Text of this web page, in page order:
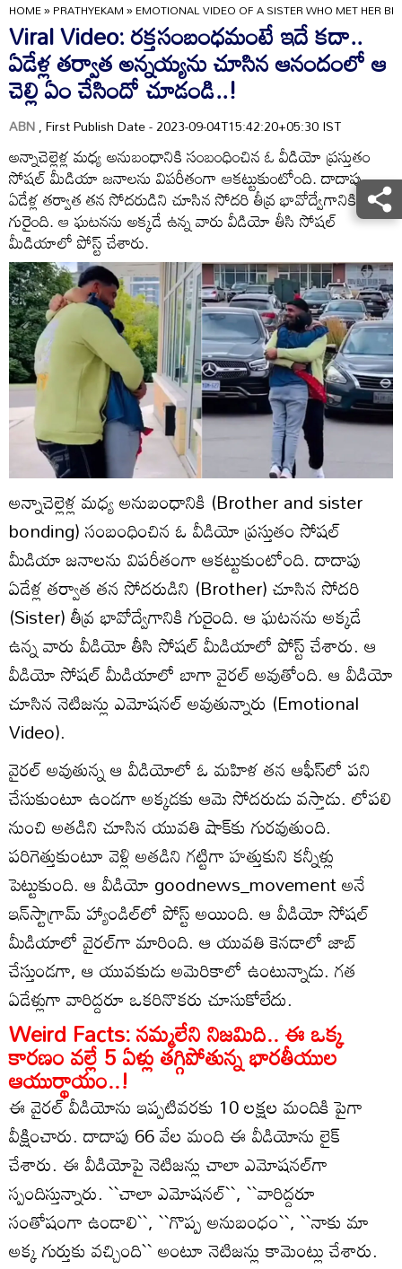
HOME»PRATHYEKAM»EMOTIONAL VIDEO OF A SISTER WHO MET HER
Viral Video: రక్తసంబంధమంటే ఇదే కదా..
ఏడేళ్ల తర్వాత అన్నయ్యను చూసిన ఆనందంలో ఆ
చెల్లి ఏం చేసిందో చూడండి..!
ABN, First Publish Date - 2023-09-04T15:42:20+05:30 IST
అన్నాచెల్లెళ్ల మధ్య అనుబంధానికి సంబంధించిన ఓ వీడియో ప్రస్తుతం
సోషల్ మీడియా జనాలను విపరీతంగా ఆకట్టుకుంటోంది. దాదాపు
ఏడేళ్ల తర్వాత తన సోదరుడిని చూసిన సోదరి తీవ్ర భావోద్వేగానికి
గురైంది. ఆ ఘటనను అక్కడే ఉన్న వారు వీడియో తీసి సోషల్
మీడియాలో పోస్ట్ చేశారు.
అన్నాచెల్లెళ్ల మధ్య అనుబంధానికి (Brother and sister
bonding) సంబంధించిన ఓ వీడియో ప్రస్తుతం సోషల్
మీడియా జనాలను విపరీతంగా ఆకట్టుకుంటోంది. దాదాపు
ఏడేళ్ల తర్వాత తన సోదరుడిని (Brother) చూసిన సోదరి
(Sister) తీవ్ర భావోద్వేగానికి గురైంది. ఆ ఘటనను అక్కడే
ఉన్న వారు వీడియో తీసి సోషల్ మీడియాలో పోస్ట్ చేశారు. ఆ
వీడియో సోషల్ మీడియాలో బాగా వైరల్ అవుతోంది. ఆ వీడియో
చూసిన నెటిజన్లు ఎమోషనల్ అవుతున్నారు (Emotional
Video).
వైరల్ అవుతున్న ఆ వీడియోలో ఓ మహిళ తన ఆఫీస్‌లో పని
చేసుకుంటూ ఉండగా అక్కడకు ఆమె సోదరుడు వస్తాడు. లోపలి
నుంచి అతడిని చూసిన యువతి షాక్‌కు గురవుతుంది.
పరిగెత్తుకుంటూ వెళ్లి అతడిని గట్టిగా హత్తుకుని కన్నీళ్లు
పెట్టుకుంది. ఆ వీడియో goodnews_movement అనే
ఇన్‌స్టాగ్రామ్ హ్యాండిల్‌లో పోస్ట్ అయింది. ఆ వీడియో సోషల్
మీడియాలో వైరల్‌గా మారింది. ఆ యువతి కెనడాలో జాబ్
చేస్తుండగా, ఆ యువకుడు అమెరికాలో ఉంటున్నాడు. గత
ఏడేళ్లుగా వారిద్దరూ ఒకరినొకరు చూసుకోలేదు.
Weird Facts: నమ్మలేని నిజమిది.. ఈ ఒక్క
కారణం వల్లే 5 ఏళ్లు తగ్గిపోతున్న భారతీయుల
ఆయుర్థాయం..!
ఈ వైరల్ వీడియోను ఇప్పటివరకు 10 లక్షల మందికి పైగా
వీక్షించారు. దాదాపు 66 వేల మంది ఈ వీడియోను లైక్
చేశారు. ఈ వీడియోపై నెటిజన్లు చాలా ఎమోషనల్‌గా
స్పందిస్తున్నారు. ``చాలా ఎమోషనల్``, ``వారిద్దరూ
సంతోషంగా ఉండాలి``, ``గొప్ప అనుబంధం``, ``నాకు మా
అక్క గుర్తుకు వచ్చింది`` అంటూ నెటిజన్లు కామెంట్లు చేశారు.